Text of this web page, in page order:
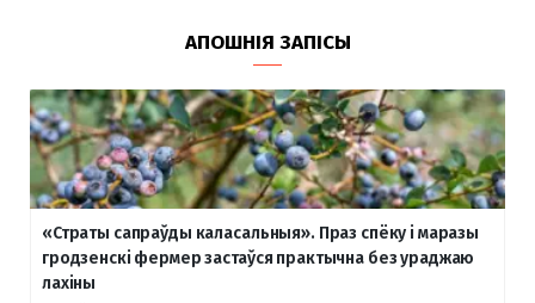
АПОШНІЯ ЗАПІСЫ
«Страты сапраўды каласальныя». Праз спёку і маразы
гродзенскі фермер застаўся практычна без ураджаю
лахіны